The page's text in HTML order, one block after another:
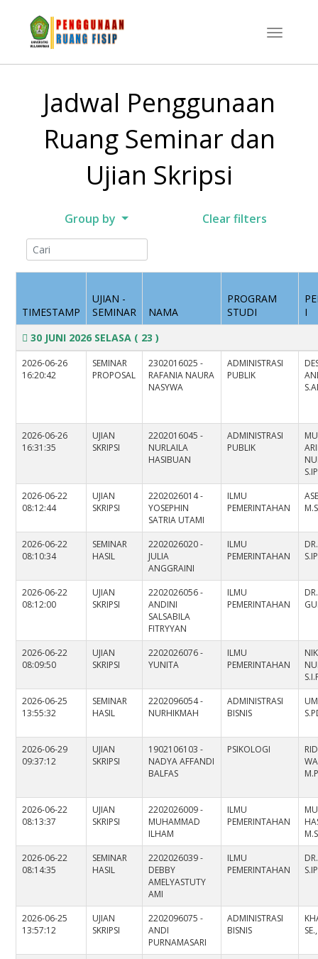
Jadwal Penggunaan
Ruang Seminar dan
Ujian Skripsi
Group by Clear filters
TIMESTAMP
UJIAN -
SEMINAR
NAMA
PROGRAM
STUDI
I
30 JUNI 2026 SELASA ( 23 )
2026-06-26
16:20:42
SEMINAR
PROPOSAL
2302016025 -
RAFANIA NAURA
NASYWA
ADMINISTRASI
PUBLIK
2026-06-26
16:31:35
UJIAN
SKRIPSI
2202016045 -
NURLAILA
HASIBUAN
ADMINISTRASI
PUBLIK
2026-06-22
08:12:44
UJIAN
SKRIPSI
2202026014 -
YOSEPHIN
SATRIA UTAMI
ILMU
PEMERINTAHAN
2026-06-22
08:10:34
SEMINAR
HASIL
2202026020 -
JULIA
ANGGRAINI
ILMU
PEMERINTAHAN
2026-06-22
08:12:00
UJIAN
SKRIPSI
2202026056 -
ANDINI
SALSABILA
FITRYYAN
ILMU
PEMERINTAHAN
2026-06-22
08:09:50
UJIAN
SKRIPSI
2202026076 -
YUNITA
ILMU
PEMERINTAHAN
2026-06-25
13:55:32
SEMINAR
HASIL
2202096054 -
NURHIKMAH
ADMINISTRASI
BISNIS
2026-06-29
09:37:12
UJIAN
SKRIPSI
1902106103 -
NADYA AFFANDI
BALFAS
PSIKOLOGI
2026-06-22
08:13:37
UJIAN
SKRIPSI
2202026009 -
MUHAMMAD
ILHAM
ILMU
PEMERINTAHAN
2026-06-22
08:14:35
SEMINAR
HASIL
2202026039 -
DEBBY
AMELYASTUTY
AMI
ILMU
PEMERINTAHAN
2026-06-25
13:57:12
UJIAN
SKRIPSI
2202096075 -
ANDI
PURNAMASARI
ADMINISTRASI
BISNIS